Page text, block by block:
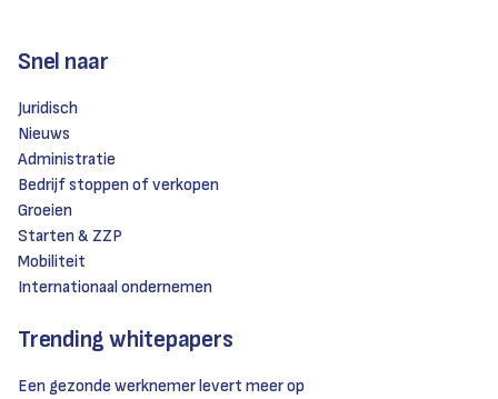
Snel naar
Juridisch
Nieuws
Administratie
Bedrijf stoppen of verkopen
Groeien
Starten & ZZP
Mobiliteit
Internationaal ondernemen
Trending whitepapers
Een gezonde werknemer levert meer op